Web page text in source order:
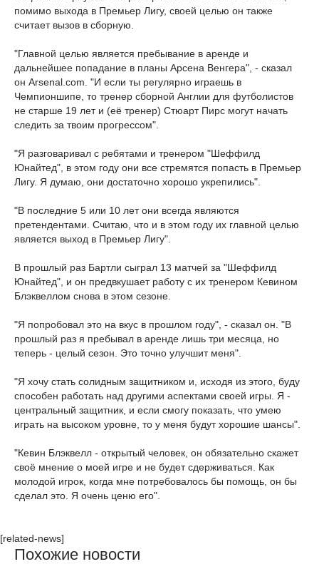
помимо выхода в Премьер Лигу, своей целью он также
считает вызов в сборную.
"Главной целью является пребывание в аренде и
дальнейшее попадание в планы Арсена Венгера", - сказал
он Arsenal.com. "И если ты регулярно играешь в
Чемпионшипе, то тренер сборной Англии для футболистов
не старше 19 лет и (её тренер) Стюарт Пирс могут начать
следить за твоим прогрессом".
"Я разговаривал с ребятами и тренером "Шеффилд
Юнайтед", в этом году они все стремятся попасть в Премьер
Лигу. Я думаю, они достаточно хорошо укрепились".
"В последние 5 или 10 лет они всегда являются
претендентами. Считаю, что и в этом году их главной целью
является выход в Премьер Лигу".
В прошлый раз Бартли сыграл 13 матчей за "Шеффилд
Юнайтед", и он предвкушает работу с их тренером Кевином
Блэквеллом снова в этом сезоне.
"Я попробовал это на вкус в прошлом году", - сказал он. "В
прошлый раз я пребывал в аренде лишь три месяца, но
теперь - целый сезон. Это точно улучшит меня".
"Я хочу стать солидным защитником и, исходя из этого, буду
способен работать над другими аспектами своей игры. Я -
центральный защитник, и если смогу показать, что умею
играть на высоком уровне, то у меня будут хорошие шансы".
"Кевин Блэквелл - открытый человек, он обязательно скажет
своё мнение о моей игре и не будет сдерживаться. Как
молодой игрок, когда мне потребовалось бы помощь, он бы
сделал это. Я очень ценю его".
[related-news]
Похожие новости